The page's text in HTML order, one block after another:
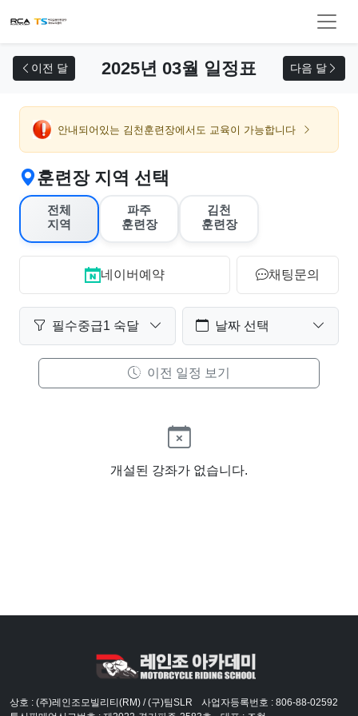
이전 달 2025년 03월 일정표 다음 달
안내되어있는 김천훈련장에서도 교육이 가능합니다
훈련장 지역 선택
전체
지역
파주
훈련장
김천
훈련장
네이버예약 채팅문의
필수중급1 숙달 날짜 선택
이전 일정 보기
개설된 강좌가 없습니다.
상호 : (주)레인조모빌리티(RM) / (구)팀SLR
사업자등록번호 : 806-88-02592